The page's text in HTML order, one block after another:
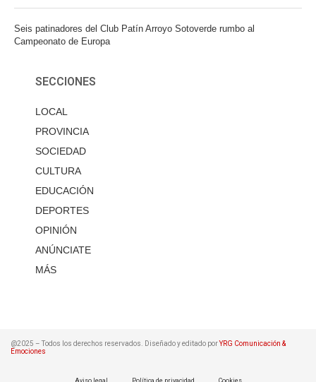
Seis patinadores del Club Patín Arroyo Sotoverde rumbo al
Campeonato de Europa
SECCIONES
LOCAL
PROVINCIA
SOCIEDAD
CULTURA
EDUCACIÓN
DEPORTES
OPINIÓN
ANÚNCIATE
MÁS
@2025 – Todos los derechos reservados. Diseñado y editado porYRG Comunicación &
Emociones